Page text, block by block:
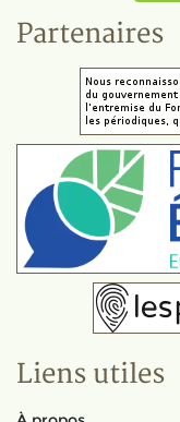
Partenaires
Liens utiles